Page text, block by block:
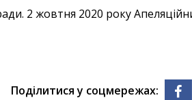
2 жовтня 2020 року
Поділитися у соцмережах: